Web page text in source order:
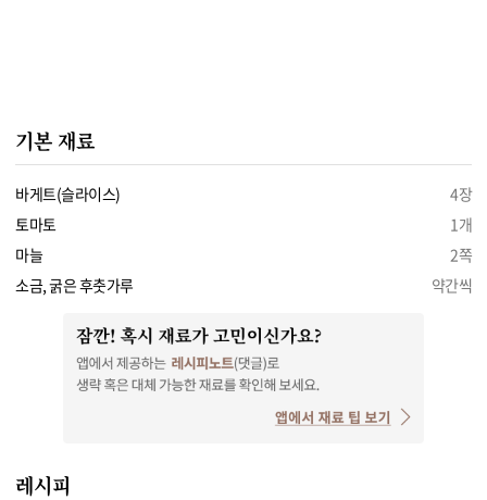
기본 재료
바게트(슬라이스)
4장
토마토
1개
마늘
2쪽
소금, 굵은 후춧가루
약간씩
레시피